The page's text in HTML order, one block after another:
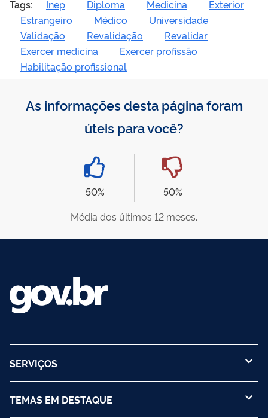
Tags: Inep Diploma Medicina
Exterior
Estrangeiro
Médico
Universidade
Validação
Revalidação
Revalidar
Exercer medicina
Exercer profissão
Habilitação profissional
As informações desta página foram
úteis para você?
50%
50%
Média dos últimos 12 meses.
SERVIÇOS
TEMAS EM DESTAQUE